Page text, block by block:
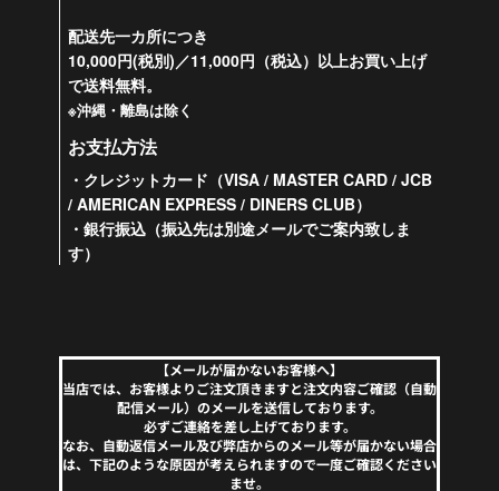
配送先一カ所につき
10,000円(税別)／11,000円（税込）以上お買い上げ
で送料無料。
※沖縄・離島は除く
お支払方法
・クレジットカード（VISA / MASTER CARD / JCB
/ AMERICAN EXPRESS / DINERS CLUB）
・銀行振込（振込先は別途メールでご案内致しま
す）
【メールが届かないお客様へ】
当店では、お客様よりご注文頂きますと注文内容ご確認（自動
配信メール）のメールを送信しております。
必ずご連絡を差し上げております。
なお、自動返信メール及び弊店からのメール等が届かない場合
は、下記のような原因が考えられますので一度ご確認ください
ませ。